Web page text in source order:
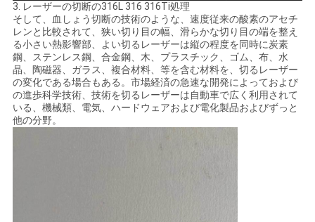
PRIVACY
POLICY
3. レーザーの切断の316L 316 316Ti処理
そして、血しょう切断の技術のような、速度従来の酸素のアセチ
レンと比較されて、狭い切り目の幅、滑らかな切り目の端を整え
る小さい熱影響部、よい切るレーザーは縦の程度を同時に炭素
鋼、ステンレス鋼、合金鋼、木、プラスチック、ゴム、布、水
晶、陶磁器、ガラス、複合材料、等を含む材料を、切るレーザー
の変化である場合もある。市場経済の急速な開発によっておよび
の進歩科学技術、技術を切るレーザーは自動車で広く利用されて
いる、機械類、電気、ハードウェアおよび電化製品およびずっと
他の分野。